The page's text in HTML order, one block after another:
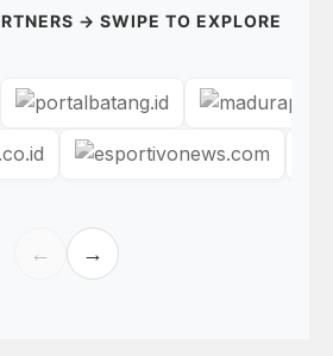
→ SWIPE TO EXPLORE
← →